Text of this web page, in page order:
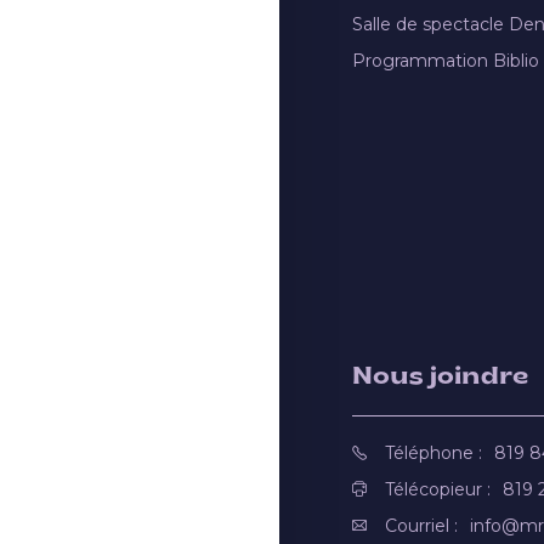
Salle de spectacle
Programmation Biblio
Nous joindre
Téléphone :
819
Télécopieur :
819
Courriel :